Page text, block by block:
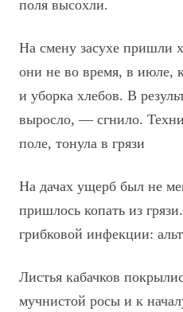
поля высохли.
На смену засухе пришли
они не во время, в июле,
и уборка хлебов. В
выросло, — сгнило.
поле, тонула в грязи
На дачах ущерб был не
пришлось копать из
грибковой инфекции:
Листья кабачков
мучнистой росы и к